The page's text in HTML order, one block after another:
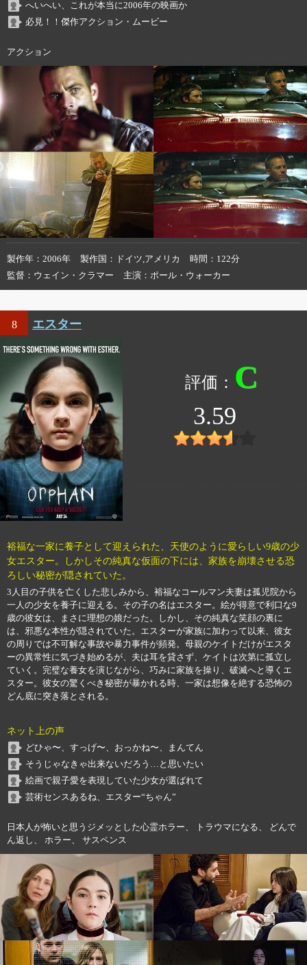
へいへい、これが本当に2006年の映画か
必見！！傑作アクション・ムービー
アクション
製作年 2006年 製作国 ドイツ,アメリカ 時間
122分
監督
ウェイン・クラマー 主演 ポール・ウォーカー
8 エスター
C
3.59
裕福な一家に養子として迎えられた、天使のように愛らしい9歳の少
女エスター。しかしその純真な仮面の下には、家族を崩壊させる恐
ろしい秘密が隠されていた。
3人目の子供を亡くした悲しみから、裕福なコールマン夫妻は孤児院から
一人の少女を養子に迎える。その子の名はエスター。絵が得意で利口な9
歳の彼女は、まさに理想の娘だった。しかし、その純真な笑顔の裏に
は、邪悪な本性が隠されていた。エスターが家族に加わって以来、彼女
の周りでは不可解な事故や暴力事件が頻発。母親のケイトだけがエスタ
ーの異常性に気づき始めるが、夫は耳を貸さず、ケイトは次第に孤立し
ていく。完璧な養女を演じながら、巧みに家族を操り、破滅へと導くエ
スター。彼女の驚くべき秘密が暴かれる時、一家は想像を絶する恐怖の
どん底に突き落とされる。
ネット上の声
どひゃ〜、すっげ〜、おっかね〜、まんてん
そうじゃなきゃ出来ないだろう…と思いたい
絵画で親子愛を表現していた少女が選ばれて
芸術センスあるね、エスター“ちゃん”
日本人が怖いと思うジメッとした心霊ホラー、 トラウマになる、 どんで
ん返し、 ホラー、 サスペンス